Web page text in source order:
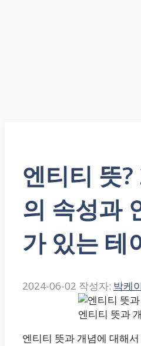
엔티티 뜻
의 속성과
가 있는 테
2024-06-02 작성자: 박케
엔티티 뜻과
엔티티 뜻과 개념에 대해